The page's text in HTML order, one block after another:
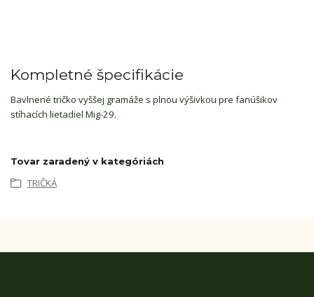
Kompletné špecifikácie
Bavlnené tričko vyššej gramáže s plnou výšivkou pre fanúšikov
stíhacích lietadiel Mig-29.
Tovar zaradený v kategóriách
TRIČKÁ